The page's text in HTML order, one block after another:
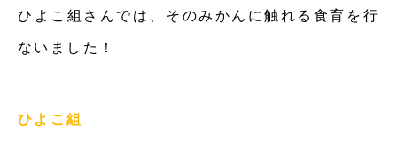
ひよこ組さんでは、そのみかんに触れる食育を行
ないました！
ひよこ組